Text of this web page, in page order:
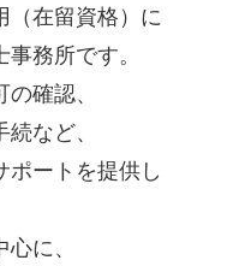
（在留資格）に
務所です。
確認、
など、
ポートを提供し
に、